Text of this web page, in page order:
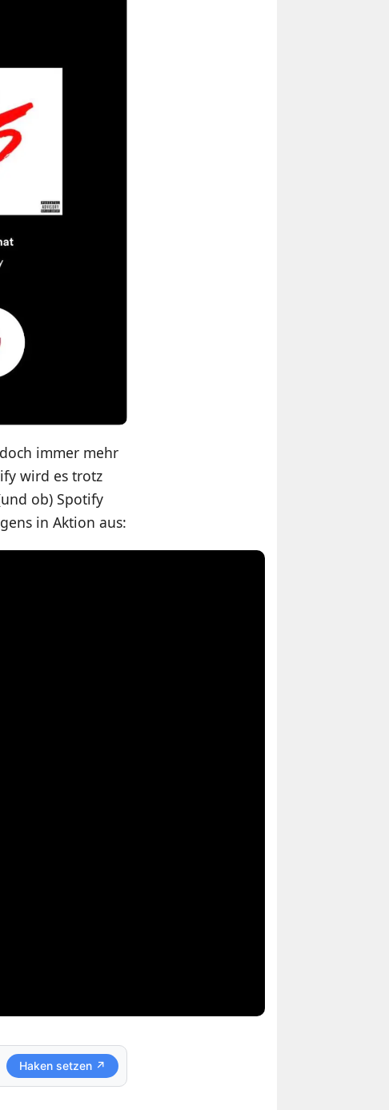
immer mehr
wird es trotz
ob) Spotify
in Aktion aus:
Haken setzen ↗